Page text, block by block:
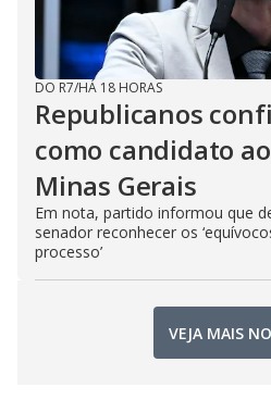
DO R7/HÁ 18 HORAS
Republicanos
como candidato
Minas Gerais
Em nota, partido informou que
senador reconhecer os
processo’
VEJA MAIS